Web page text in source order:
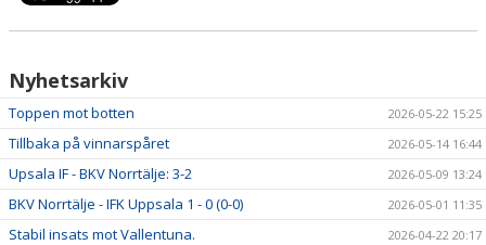
Nyhetsarkiv
Toppen mot botten 2026-05-22 15:25
Tillbaka på vinnarspåret 2026-05-14 16:44
Upsala IF - BKV Norrtälje: 3-2 2026-05-09 13:24
BKV Norrtälje - IFK Uppsala 1 - 0 (0-0) 2026-05-01 11:35
Stabil insats mot Vallentuna. 2026-04-22 20:17